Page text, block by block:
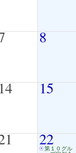
8
15
22
第１０グル